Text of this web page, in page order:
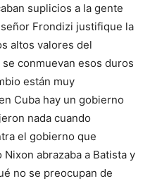
suplicios a la gente
Frondizi justifique la
altos valores del
conmuevan esos duros
están muy
Cuba hay un gobierno
nada cuando
el gobierno que
abrazaba a Batista y
no se preocupan de